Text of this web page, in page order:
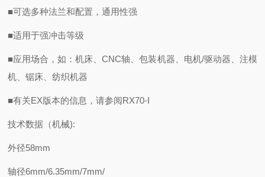
■可选多种法兰和配置，通用性强
■适用于强冲击等级
■应用场合，如：机床、CNC轴、包装机器、电机/驱动器、注模
机、锯床、纺织机器
■有关EX版本的信息，请参阅RX70-I
技术数据（机械):
外径58mm
轴径6mm/6.35mm/7mm/